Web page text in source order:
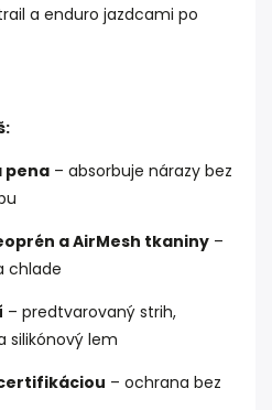
a enduro jazdcami po
pena – absorbuje nárazy bez
a AirMesh tkaniny –
chlade
– predtvarovaný strih,
silikónový lem
– ochrana bez